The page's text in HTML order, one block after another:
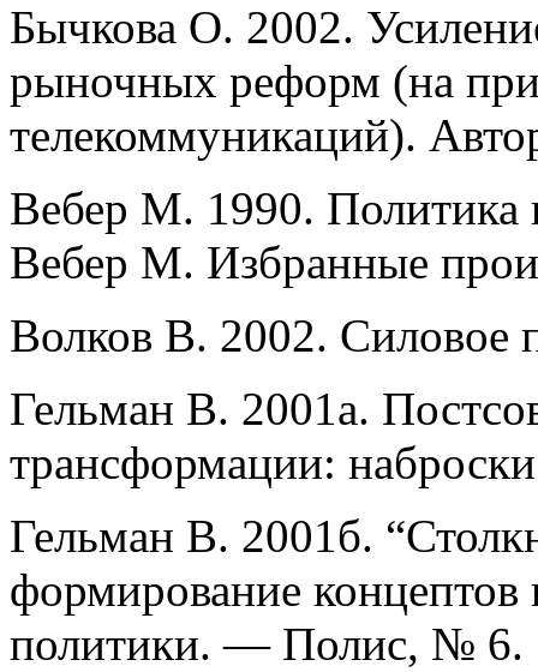
Бычкова О. 2002.
рыночных реформ (на
телекоммуникаций).
Вебер М. 1990. Политика
Вебер М. Избранные
Волков В. 2002. Силовое
Гельман В. 2001а.
трансформации:
Гельман В. 2001б.
формирование концептов
политики. — Полис, № 6.